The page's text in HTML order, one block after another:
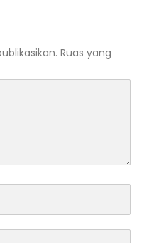
Ruas yang